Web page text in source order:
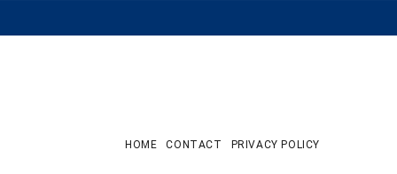
HOME CONTACT PRIVACY POLICY